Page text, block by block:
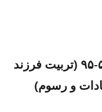
مجلس صبح یکشنبه خانمها ١٠-۵-٩۵ (تربیت فرزند
و رسوم)